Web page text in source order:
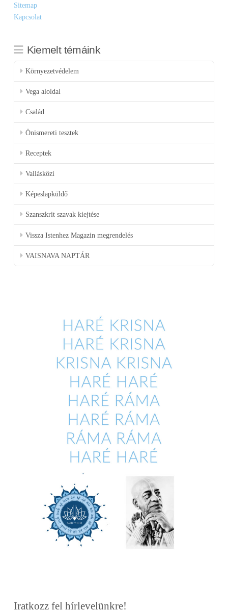
Sitemap
Kapcsolat
Kiemelt témáink
Környezetvédelem
Vega aloldal
Család
Önismereti tesztek
Receptek
Vallásközi
Képeslapküldő
Szanszkrit szavak kiejtése
Vissza Istenhez Magazin megrendelés
VAISNAVA NAPTÁR
Iratkozz fel hírlevelünkre!